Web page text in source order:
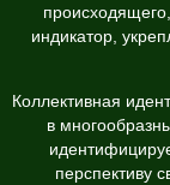
происходящего,
индикатор,
Коллективная
в
перспективу